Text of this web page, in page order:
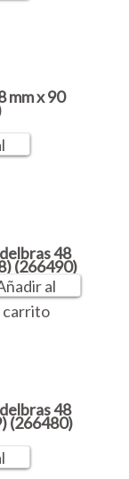
mm x 90
48
(266490)
al
carrito
48
(266480)